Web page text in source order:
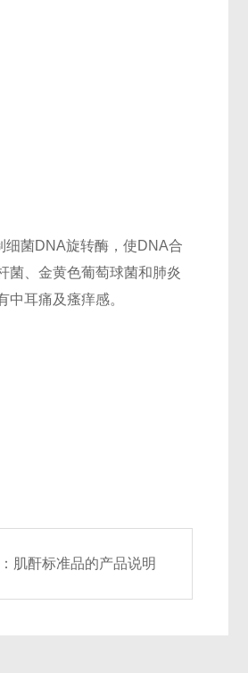
细菌DNA旋转酶，使DNA合
菌、金黄色葡萄球菌和肺炎
耳痛及瘙痒感。
肌酐标准品的产品说明